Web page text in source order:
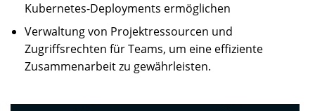
Kubernetes-Deployments ermöglichen
Verwaltung von Projektressourcen und
Zugriffsrechten für Teams, um eine effiziente
Zusammenarbeit zu gewährleisten.